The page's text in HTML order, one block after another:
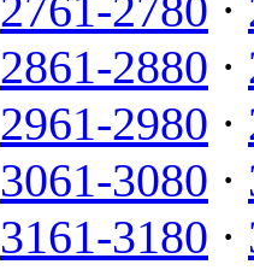
2861-2880 ·
2961-2980 ·
3061-3080 ·
3161-3180 ·